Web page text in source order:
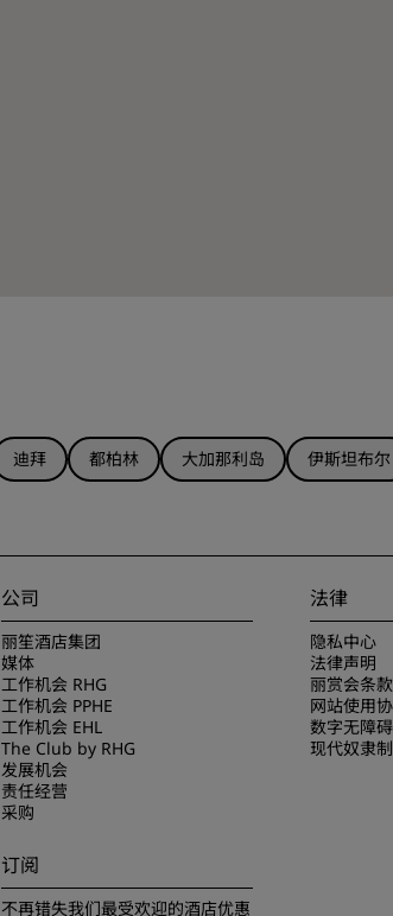
迪拜 都柏林 大加那利岛
伊斯坦布尔
公司
丽笙酒店集团
媒体
工作机会 RHG
工作机会 PPHE
工作机会 EHL
The Club by RHG
发展机会
责任经营
采购
法律
隐私中心
法律声明
丽赏会条
网站使用
数字无障碍
现代奴隶
订阅
不再错失我们最受欢迎的酒店优惠